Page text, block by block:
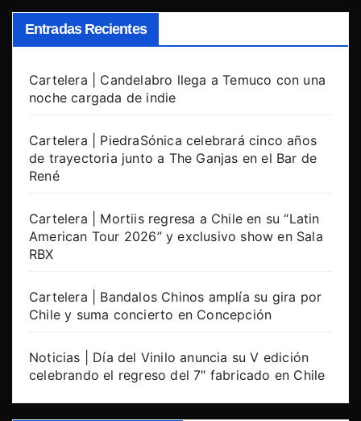
Entradas Recientes
Cartelera | Candelabro llega a Temuco con una
noche cargada de indie
Cartelera | PiedraSónica celebrará cinco años
de trayectoria junto a The Ganjas en el Bar de
René
Cartelera | Mortiis regresa a Chile en su “Latin
American Tour 2026” y exclusivo show en Sala
RBX
Cartelera | Bandalos Chinos amplía su gira por
Chile y suma concierto en Concepción
Noticias | Día del Vinilo anuncia su V edición
celebrando el regreso del 7″ fabricado en Chile